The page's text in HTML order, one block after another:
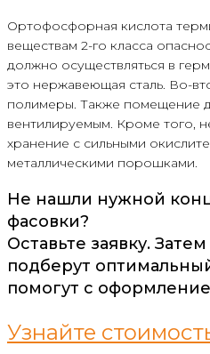
Ортофосфорная кислота
веществам 2-го класса
должно осуществляться в
это нержавеющая сталь. Во-
полимеры. Также помещение
вентилируемым. Кроме того,
хранение с сильными
металлическими порошками.
Не нашли нужной
фасовки?
Оставьте заявку.
подберут
помогут с
Узнайте